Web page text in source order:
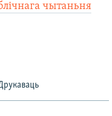
чытаньня